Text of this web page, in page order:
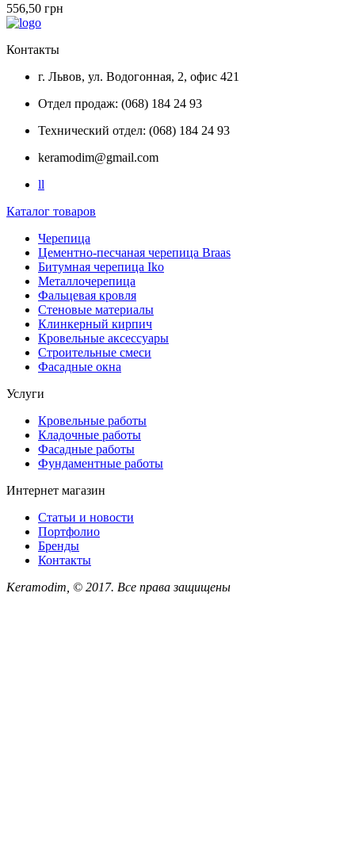
556,50 грн
Контакты
г. Львов, ул. Водогонная, 2, офис 421
Отдел продаж: (068) 184 24 93
Технический отдел: (068) 184 24 93
keramodim@gmail.com
ll
Каталог товаров
Черепица
Цементно-песчаная черепица Braas
Битумная черепица Iko
Металлочерепица
Фальцевая кровля
Стеновые материалы
Клинкерный кирпич
Кровельные аксессуары
Строительные смеси
Фасадные окна
Услуги
Кровельные работы
Кладочные работы
Фасадные работы
Фундаментные работы
Интернет магазин
Статьи и новости
Портфолио
Бренды
Контакты
Keramodim, © 2017. Все права защищены